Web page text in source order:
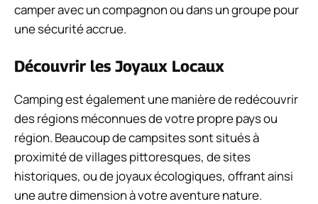
camper avec un compagnon ou dans un groupe pour
une sécurité accrue.
Découvrir les Joyaux Locaux
Camping est également une manière de redécouvrir
des régions méconnues de votre propre pays ou
région. Beaucoup de campsites sont situés à
proximité de villages pittoresques, de sites
historiques, ou de joyaux écologiques, offrant ainsi
une autre dimension à votre aventure nature.